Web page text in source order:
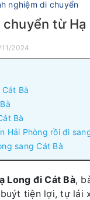
nghiệm di chuyển
từ
11/2024
Bà
Bà
Hải Phòng rồi đi
sang Cát Bà
Long đi Cát Bà,
tiện lợi, tự lái